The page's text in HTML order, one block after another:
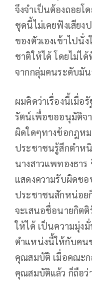
จึงจำเป็นต้องถอยโ
ชุดนี้ไม่เคยฟังเสียง
ของตัวเองเข้าไปนั่
ชาติให้ได้ โดยไม่ไ
จากกลุ่มคนระดับมั
ผมคิดว่าเรื่องนี้เมื่อ
รัตน์เพื่อขออนุมัติจ
ผิดใดๆทางข้อกฎห
ประชาชนรู้สึกตำห
นางสาวแพทองธา
แสดงความรับผิดช
ประชาชนสักหน่อย
จะเสนอชื่อนายกิต
ให้ได้ เป็นความมุ่ง
ตำแหน่งนี้ให้กับคน
คุณสมบัติ เมื่อคณะ
คุณสมบัติแล้ว ก็ถือ